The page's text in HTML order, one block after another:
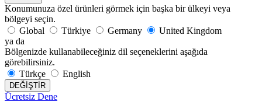
Konumunuza özel ürünleri görmek için başka bir ülkeyi veya
bölgeyi seçin.
Global
Türkiye Germany
United Kingdom
ya da
Bölgenizde kullanabileceğiniz dil seçeneklerini aşağıda
görebilirsiniz.
Türkçe
English
DEĞİŞTİR
Ücretsiz Dene